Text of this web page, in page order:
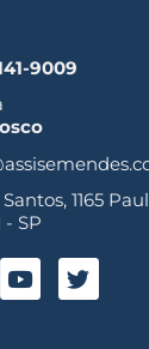
9009
1165
- SP